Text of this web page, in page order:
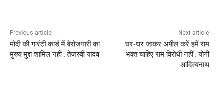
Previous article
मोदी की गारंटी कार्ड में बेरोजगारी का
मुख्य मुद्दा शामिल नहीं : तेजस्वी यादव
Next article
घर-घर जाकर अपील करें हमें राम
भक्त चाहिए राम विरोधी नहीं : योगी
आदित्यनाथ